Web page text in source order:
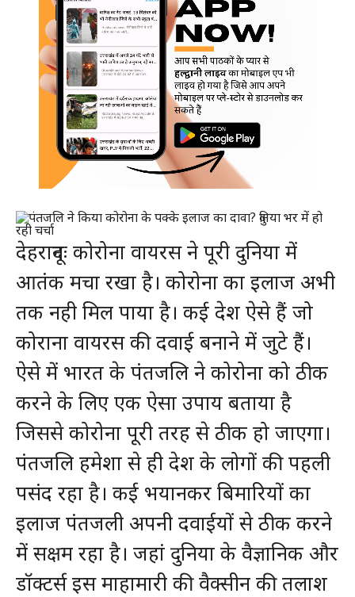
देहरादूनः कोरोना वायरस ने पूरी दुनिया में
आतंक मचा रखा है। कोरोना का इलाज अभी
तक नही मिल पाया है। कई देश ऐसे हैं जो
कोराना वायरस की दवाई बनाने में जुटे हैं।
ऐसे में भारत के पंतजलि ने कोरोना को ठीक
करने के लिए एक ऐसा उपाय बताया है
जिससे कोरोना पूरी तरह से ठीक हो जाएगा।
पंतजलि हमेशा से ही देश के लोगों की पहली
पसंद रहा है। कई भयानकर बिमारियों का
इलाज पंतजली अपनी दवाईयों से ठीक करने
में सक्षम रहा है। जहां दुनिया के वैज्ञानिक और
डॉक्टर्स इस माहामारी की वैक्सीन की तलाश